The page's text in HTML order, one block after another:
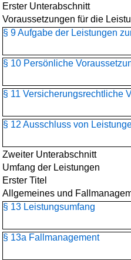
Erster Unterabschnitt
Voraussetzungen für die
§ 9 Aufgabe der Leistungen
§ 10 Persönliche
§ 11 Versicherungsrechtliche
§ 12 Ausschluss von
Zweiter Unterabschnitt
Umfang der Leistungen
Erster Titel
Allgemeines und
§ 13 Leistungsumfang
§ 13a Fallmanagement